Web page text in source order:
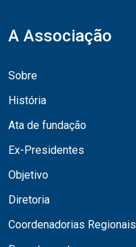
A Associação
Sobre
História
Ata de fundação
Ex-Presidentes
Objetivo
Diretoria
Coordenadorias Regionais